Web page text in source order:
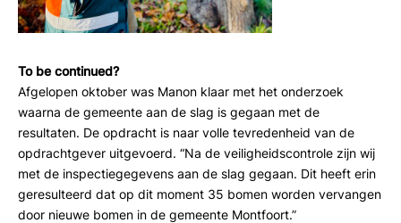
To be continued?
Afgelopen oktober was Manon klaar met het onderzoek
waarna de gemeente aan de slag is gegaan met de
resultaten. De opdracht is naar volle tevredenheid van de
opdrachtgever uitgevoerd. “Na de veiligheidscontrole zijn wij
met de inspectiegegevens aan de slag gegaan. Dit heeft erin
geresulteerd dat op dit moment 35 bomen worden vervangen
door nieuwe bomen in de gemeente Montfoort.”